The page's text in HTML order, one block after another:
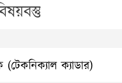
(টেকনিক্যাল ক্যাডার)